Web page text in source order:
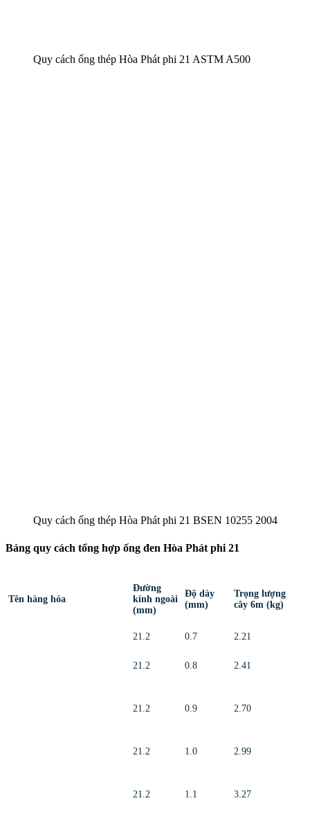
Quy cách ống thép Hòa Phát phi 21 ASTM A500
Quy cách ống thép Hòa Phát phi 21 BSEN 10255 2004
Bảng quy cách tổng hợp ống đen Hòa Phát phi 21
Tên hàng hóa
Đường
kính ngoài
(mm)
Độ dày
(mm)
Trọng lượng
cây 6m (kg)
21.2 0.7 2.21
21.2 0.8 2.41
21.2 0.9 2.70
21.2 1.0 2.99
21.2 1.1 3.27